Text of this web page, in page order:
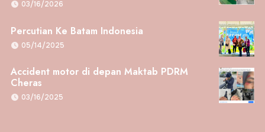
03/16/2026
Percutian Ke Batam Indonesia
05/14/2025
Accident motor di depan Maktab PDRM
Cheras
03/16/2025